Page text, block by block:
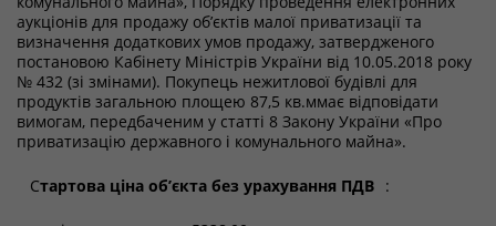
аукціонів для продажу об’єктів малої приватизації та
визначення додаткових умов продажу, затвердженого
постановою Кабінету Міністрів України від 10.05.2018 року
№ 432 (зі змінами). Покупець нежитлової будівлі для
продуктів загальною площею 87,5 кв.ммає відповідати
вимогам, передбаченим у статті 8 Закону України «Про
приватизацію державного і комунального майна».
Стартова ціна об’єкта без урахування ПДВ :